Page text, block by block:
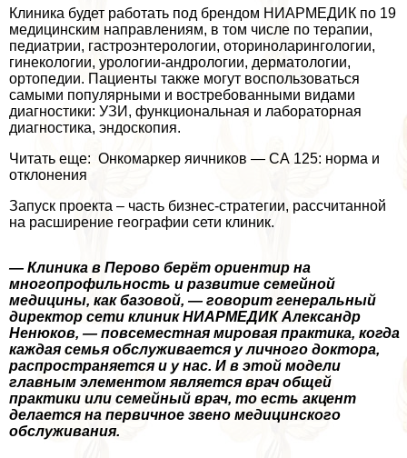
Клиника будет работать под брендом НИАРМЕДИК по 19
медицинским направлениям, в том числе по терапии,
педиатрии, гастроэнтерологии, оториноларингологии,
гинекологии, урологии-андрологии, дерматологии,
ортопедии. Пациенты также могут воспользоваться
самыми популярными и востребованными видами
диагностики: УЗИ, функциональная и лабораторная
диагностика, эндоскопия.
Читать еще: Онкомаркер яичников — СА 125: норма и
отклонения
Запуск проекта – часть бизнес-стратегии, рассчитанной
на расширение географии сети клиник.
— Клиника в Перово берёт ориентир на
многопрофильность и развитие семейной
медицины, как базовой, — говорит генеральный
директор сети клиник НИАРМЕДИК Александр
Ненюков, — повсеместная мировая пpaктика, когда
каждая семья обслуживается у личного доктора,
распространяется и у нас. И в этой модели
главным элементом является врач общей
пpaктики или семейный врач, то есть акцент
делается на первичное звено медицинского
обслуживания.